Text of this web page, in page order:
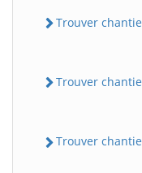
Trouver
Trouver
Trouver